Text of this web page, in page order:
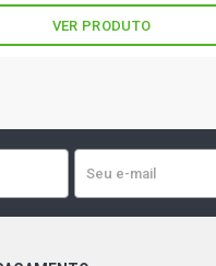
VER PRODUTO